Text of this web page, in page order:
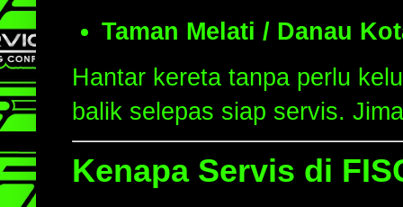
Taman Melati / Danau
Hantar kereta tanpa perlu
balik selepas siap servis.
Kenapa Servis di